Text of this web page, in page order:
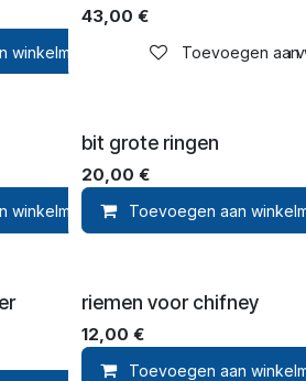
winkelmandje Toevoegen aan
43,00 €
Toevoegen aan
winkelmandje Toevoegen aan
bit grote ringen
20,00 €
Toevoegen aan
riemen voor chifney
12,00 €
Toevoegen aan